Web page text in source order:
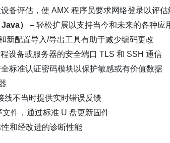
备评估，使 AMX 程序员要求网络登录以评
Java）
– 轻松扩展以支持当今和未来的各种应
新配置导入/导出工具有助于减少编码更改
设备或服务器的安全端口 TLS 和 SSH 通信
标准认证密码模块以保护敏感或有价值数据
线不当时提供实时错误反馈
件，通过标准 U 盘更新固件
和经改进的诊断性能